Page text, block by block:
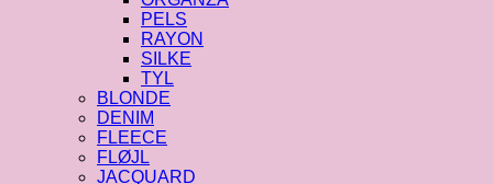
PELS
RAYON
SILKE
TYL
BLONDE
DENIM
FLEECE
FLØJL
JACQUARD